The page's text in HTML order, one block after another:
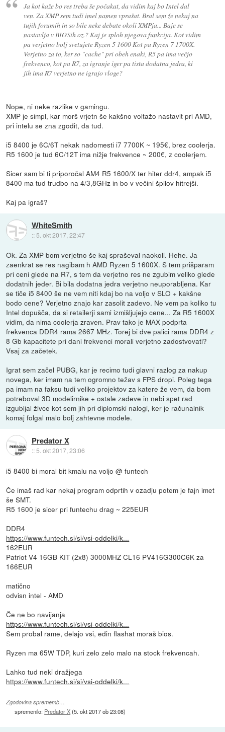
Ja kot kaže bo res treba še počakat, da vidim kaj bo Intel dal
ven. Za XMP sem tudi imel namen vprašat. Bral sem že nekaj na
tujih forumih in so bile neke debate okoli XMPja... Baje se
nastavlja v BIOSih oz.? Kaj je sploh njegova funkcija. Kot vidim
pa verjetno bolj svetujete Ryzen 5 1600 Kot pa Ryzen 7 1700X.
Verjetno za to, ker so "cache" pri obeh enaki, R5 pa ima večjo
frekvenco, kot pa R7, za igranje iger pa tista dodatna jedra, ki
jih ima R7 verjetno ne igrajo vloge?
Nope, ni neke razlike v gamingu.
XMP je simpl, kar morš vrjetn še kakšno voltažo nastavit pri AMD,
pri intelu se zna zgodit, da tud.
i5 8400 je 6C/6T nekak nadomesti i7 7700K ~ 195€, brez coolerja.
R5 1600 je tud 6C/12T ima nižje frekvence ~ 200€, z coolerjem.
Sicer sam bi ti priporočal AM4 R5 1600/X ter hiter ddr4, ampak i5
8400 ma tud trudbo na 4/3,8GHz in bo v večini špilov hitrejši.
Kaj pa igraš?
WhiteSmith
:: 5. okt 2017, 22:47
Ok. Za XMP bom verjetno še kaj spraševal naokoli. Hehe. Ja
zaenkrat se res nagibam h AMD Ryzen 5 1600X. S tem prišparam
pri ceni glede na R7, s tem da verjetno res ne zgubim veliko glede
dodatnih jeder. Bi bila dodatna jedra verjetno neuporabljena. Kar
se tiče i5 8400 še ne vem niti kdaj bo na voljo v SLO + kakšne
bodo cene? Verjetno znajo kar zasolit zadevo. Ne vem pa koliko tu
Intel dopušča, da si retailerji sami izmišljujejo cene... Za R5 1600X
vidim, da nima coolerja zraven. Prav tako je MAX podprta
frekvenca DDR4 rama 2667 MHz. Torej bi dve palici rama DDR4 z
8 Gb kapacitete pri dani frekvenci morali verjetno zadostvovati?
Vsaj za začetek.
Igrat sem začel PUBG, kar je recimo tudi glavni razlog za nakup
novega, ker imam na tem ogromno težav s FPS dropi. Poleg tega
pa imam na faksu tudi veliko projektov za katere že vem, da bom
potreboval 3D modelirnike + ostale zadeve in nebi spet rad
izgubljal živce kot sem jih pri diplomski nalogi, ker je računalnik
komaj folgal malo bolj zahtevne modele.
Predator X
::5. okt 2017, 23:06
i5 8400 bi moral bit kmalu na voljo @ funtech
Če imaš rad kar nekaj program odprtih v ozadju potem je fajn imet
še SMT.
R5 1600 je sicer pri funtechu drag ~ 225EUR
DDR4
https://www.funtech.si/si/vsi-oddelki/k...
162EUR
Patriot V4 16GB KIT (2x8) 3000MHZ CL16 PV416G300C6K za
166EUR
matično
odvisn intel - AMD
Če ne bo navijanja
https://www.funtech.si/si/vsi-oddelki/k...
Sem probal rame, delajo vsi, edin flashat moraš bios.
Ryzen ma 65W TDP, kuri zelo zelo malo na stock frekvencah.
Lahko tud neki dražjega
https://www.funtech.si/si/vsi-oddelki/k...
Zgodovina sprememb…
spremenilo: Predator X(5. okt 2017 ob 23:08)